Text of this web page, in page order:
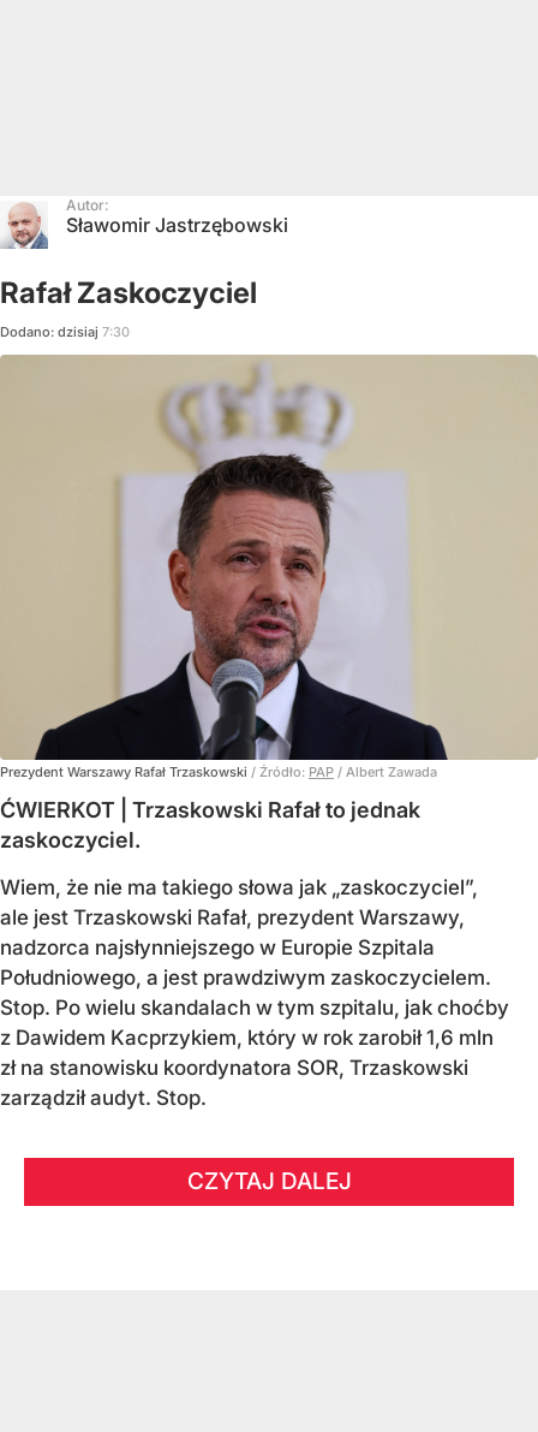
Autor:
Sławomir Jastrzębowski
Rafał Zaskoczyciel
Dodano: dzisiaj 7:30
Prezydent Warszawy Rafał Trzaskowski / Źródło: PAP / Albert Zawada
ĆWIERKOT | Trzaskowski Rafał to jednak
zaskoczyciel.
Wiem, że nie ma takiego słowa jak „zaskoczyciel”,
ale jest Trzaskowski Rafał, prezydent Warszawy,
nadzorca najsłynniejszego w Europie Szpitala
Południowego, a jest prawdziwym zaskoczycielem.
Stop. Po wielu skandalach w tym szpitalu, jak choćby
z Dawidem Kacprzykiem, który w rok zarobił 1,6 mln
zł na stanowisku koordynatora SOR, Trzaskowski
zarządził audyt. Stop.
CZYTAJ DALEJ